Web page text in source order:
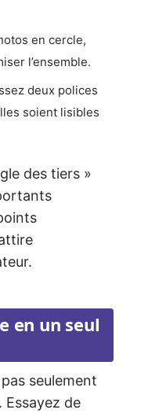
en cercle,
l’ensemble.
deux polices
soient lisibles
des tiers »
en un seul
seulement
Essayez de